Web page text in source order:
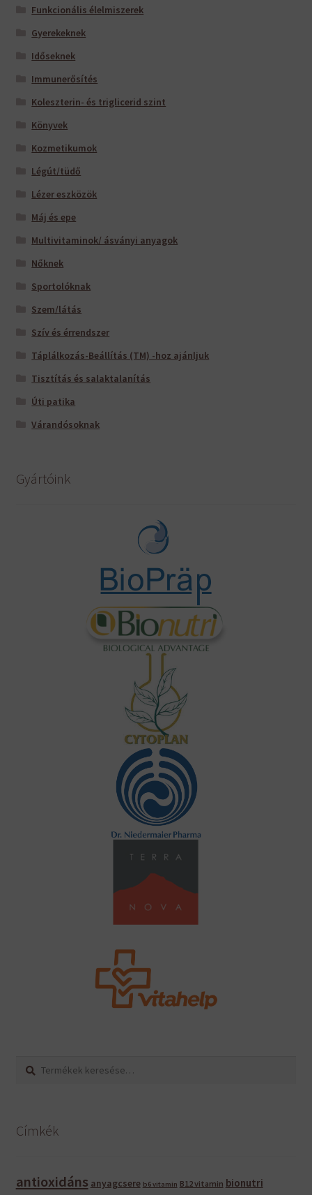
Funkcionális élelmiszerek
Gyerekeknek
Időseknek
Immunerősítés
Koleszterin- és triglicerid szint
Könyvek
Kozmetikumok
Légút/tüdő
Lézer eszközök
Máj és epe
Multivitaminok/ ásványi anyagok
Nőknek
Sportolóknak
Szem/látás
Szív és érrendszer
Táplálkozás-Beállítás (TM) -hoz ajánljuk
Tisztítás és salaktalanítás
Úti patika
Várandósoknak
Gyártóink
Keresés
Keresés
Címkék
antioxidáns anyagcsere b6 vitamin B12 vitamin bionutri